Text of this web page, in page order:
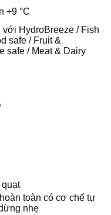
+9 °C
với HydroBreeze / Fish
safe / Fruit &
safe / Meat & Dairy
quạt
toàn có cơ chế tự
nhẹ